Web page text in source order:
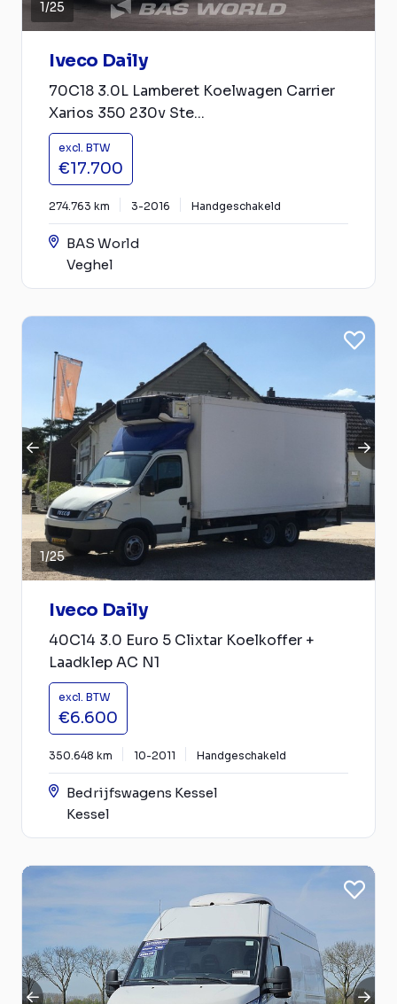
1/25
Iveco Daily
70C18 3.0L Lamberet Koelwagen Carrier
Xarios 350 230v Ste...
excl. BTW
€17.700
274.763 km 3-2016 Handgeschakeld
BAS World
Veghel
1/25
Iveco Daily
40C14 3.0 Euro 5 Clixtar Koelkoffer +
Laadklep AC N1
excl. BTW
€6.600
350.648 km 10-2011 Handgeschakeld
Bedrijfswagens Kessel
Kessel